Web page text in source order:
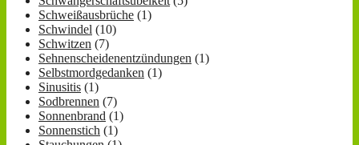
Schweißausbrüche (1)
Schwindel (10)
Schwitzen (7)
Sehnenscheidenentzündungen (1)
Selbstmordgedanken (1)
Sinusitis (1)
Sodbrennen (7)
Sonnenbrand (1)
Sonnenstich (1)